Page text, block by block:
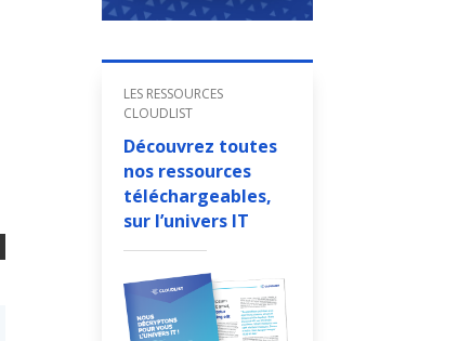
LES RESSOURCES
CLOUDLIST
Découvrez toutes
nos ressources
téléchargeables,
sur l’univers IT